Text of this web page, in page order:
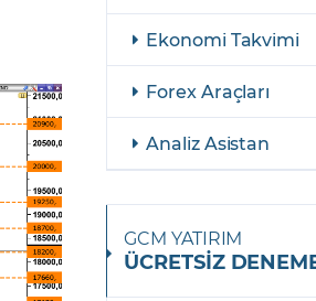
Ekonomi Takvimi
Forex Araçları
Analiz Asistan
GCM YATIRIM
ÜCRETSİZ